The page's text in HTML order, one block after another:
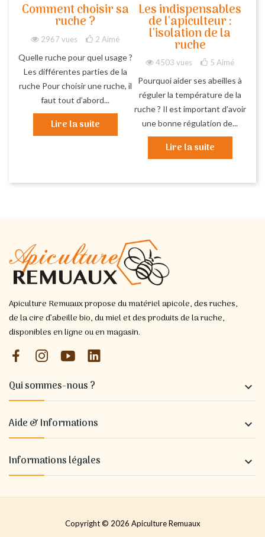
Comment choisir sa
ruche ?
2967 vues 2 Aimé
Quelle ruche pour quel usage ?
Les différentes parties de la
ruche Pour choisir une ruche, il
faut tout d’abord...
Lire la suite
Les indispensables
de l'apiculteur :
l'isolation de la
ruche
4503 vues 5 Aimé
Pourquoi aider ses abeilles à
réguler la température de la
ruche ? Il est important d’avoir
une bonne régulation de...
Lire la suite
Apiculture Remuaux propose du matériel apicole, des ruches,
de la cire d’abeille bio, du miel et des produits de la ruche,
disponibles en ligne ou en magasin.
Qui sommes-nous ? 
Aide & Informations 
Informations légales 
Copyright © 2026 Apiculture Remuaux